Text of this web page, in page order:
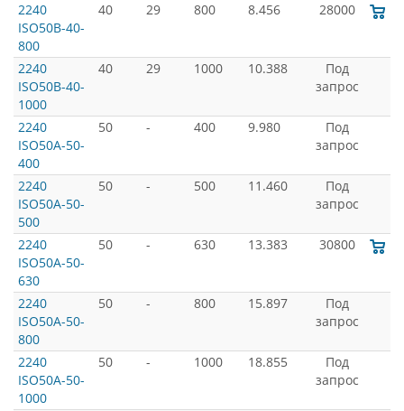
2240
ISO50B-40-
800
40 29 800 8.456 28000
2240
ISO50B-40-
1000
40 29 1000 10.388
Под
запрос
2240
ISO50A-50-
400
50 - 400 9.980
Под
запрос
2240
ISO50A-50-
500
50 - 500 11.460
Под
запрос
2240
ISO50A-50-
630
50 - 630 13.383 30800
2240
ISO50A-50-
800
50 - 800 15.897
Под
запрос
2240
ISO50A-50-
1000
50 - 1000 18.855
Под
запрос